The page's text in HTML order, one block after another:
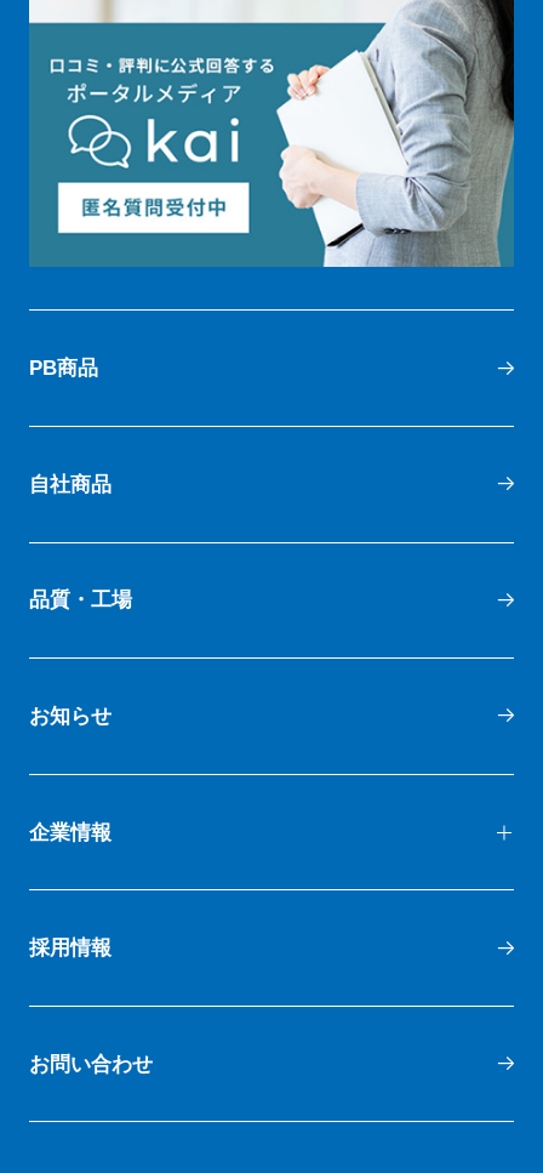
PB商品
自社商品
品質・工場
お知らせ
企業情報
会社沿革
採用情報
お問い合わせ